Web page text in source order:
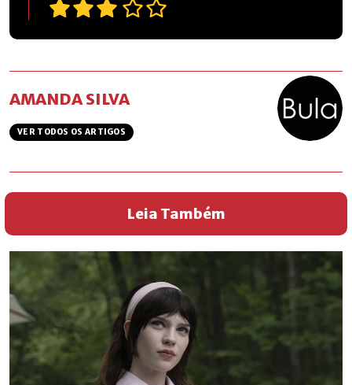
AMANDA SILVA
VER TODOS OS ARTIGOS
Leia Também